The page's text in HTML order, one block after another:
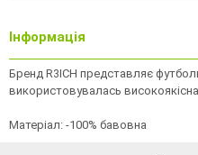
Інформація
Бренд R3ICH представляє
використовувалась
Матеріал: -100% бавовна